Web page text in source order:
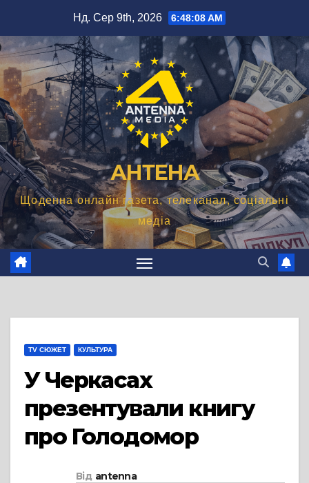
вмісту
Нд. Сер 9th, 2026 6:48:09 AM
АНТЕНА
Щоденна онлайн газета, телеканал, соціальні
медіа
TV СЮЖЕТ КУЛЬТУРА
У Черкасах
презентували книгу
про Голодомор
Від antenna